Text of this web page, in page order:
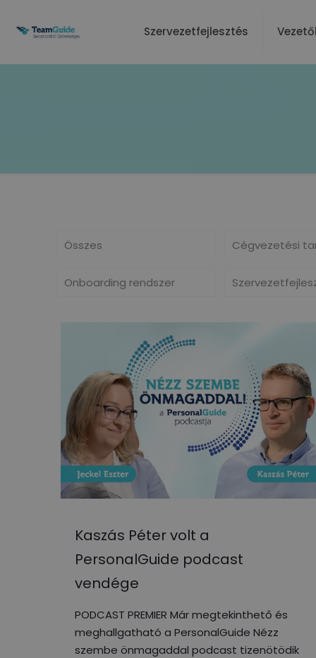
Szervezetfejlesztés
Összes Cégvezetési
Onboarding rendszer
Kaszás Péter volt a
PersonalGuide podcast
vendége
PODCAST PREMIER Már megtekinthető és
meghallgatható a PersonalGuide Nézz
szembe önmagaddal podcast tizenötödik